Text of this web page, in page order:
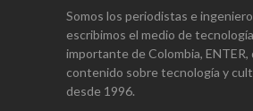
Somos los periodistas e
escribimos el medio de
importante de Colombia, ENTER,
contenido sobre tecnología y
desde 1996.